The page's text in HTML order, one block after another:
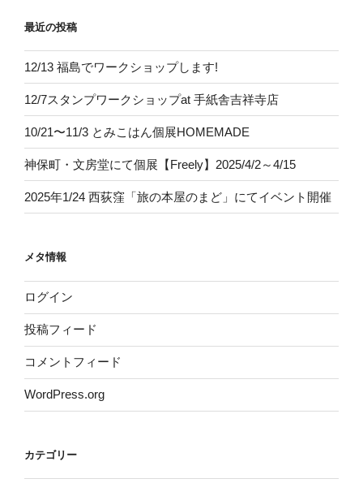
最近の投稿
12/13 福島でワークショップします!
12/7スタンプワークショップat 手紙舎吉祥寺店
10/21〜11/3 とみこはん個展HOMEMADE
神保町・文房堂にて個展【Freely】2025/4/2～4/15
2025年1/24 西荻窪「旅の本屋のまど」にてイベント開催
メタ情報
ログイン
投稿フィード
コメントフィード
WordPress.org
カテゴリー